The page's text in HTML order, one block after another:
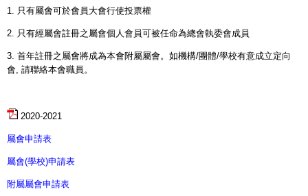
1. 只有屬會可於會員大會行使投票權
2. 只有經屬會註冊之屬會個人會員可被任命為總會執委會成員
3. 首年註冊之屬會將成為本會附屬屬會。如機構/團體/學校有意成立定向
會, 請聯絡本會職員。
2020-2021
屬會申請表
屬會(學校)申請表
附屬屬會申請表